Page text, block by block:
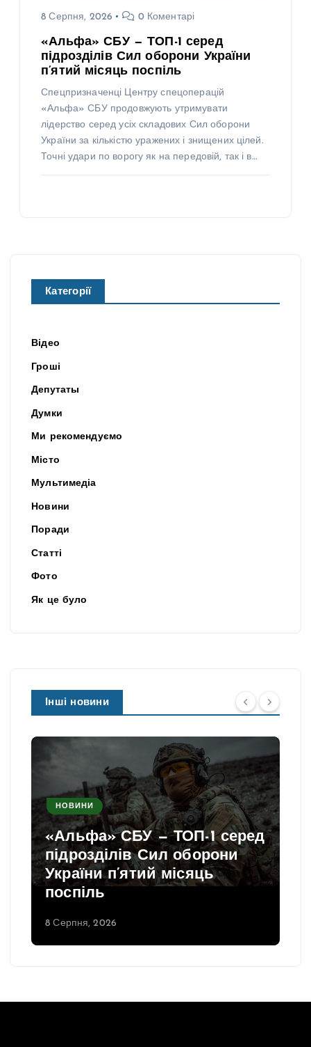
8 Серпня, 2026 0 Коментарі
«Альфа» СБУ — ТОП-1 серед
підрозділів Сил оборони України
п’ятий місяць поспіль
Спецпризначенці Центру спецоперацій
«Альфа» СБУ продовжують утримувати
лідерство серед усіх складових Сил оборони
України за кількістю уражених і знищених цілей.
Точні удари по ворогу як на передовій, так і в…
Категорії
Відео
Гроші
Депутаты
Думки
Ми рекомендуємо
Місто
Мультимедіа
Новини
Поради
Статті
Фото
Як це було
Інші новини
НОВИНИ
«Альфа» СБУ — ТОП-1 серед
підрозділів Сил оборони
України п’ятий місяць
поспіль
8 Серпня, 2026